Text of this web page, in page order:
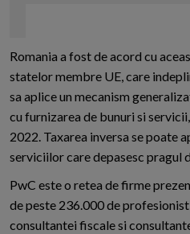
Romania a fost de acord cu
statelor membre UE, care
sa aplice un mecanism
cu furnizarea de bunuri si
2022. Taxarea inversa se poate
serviciilor care depasesc pragul
PwC este o retea de firme
de peste 236.000 de
consultantei fiscale si